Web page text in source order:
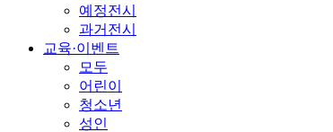
예정전시
과거전시
교육·이벤트
모두
어린이
청소년
성인